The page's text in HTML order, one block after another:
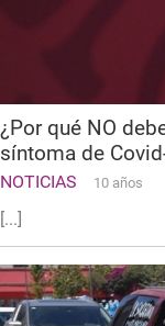
¿Por qué NO
síntoma de
NOTICIAS 10 años
[...]